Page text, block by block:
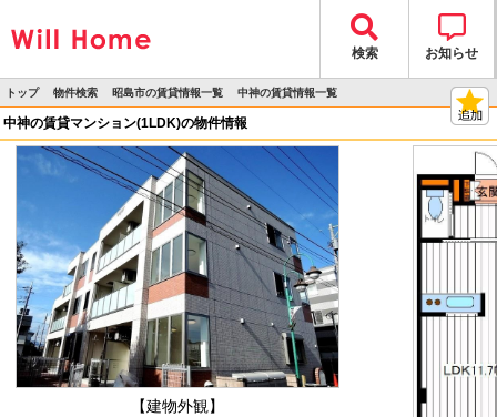
検索 お知らせ
トップ
>
物件検索
>
昭島市の賃貸情報一覧
>
中神の賃貸情報一覧
>
中神の賃貸マンション(1LDK)の物件情報
【建物外観】